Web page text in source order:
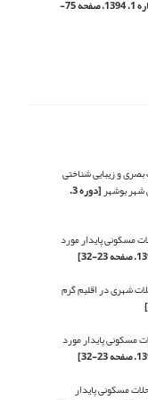
[دوره 3، شماره 1، 1394، صفحه 75-
و زیبایی شناختی
شهر بوشهر
[دوره 3،
مسکونی پایدار مورد
شهری در اقلیم گرم
مسکونی پایدار مورد
مسکونی پایدار